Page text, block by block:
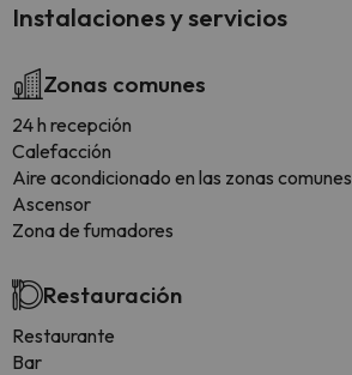
Instalaciones y servicios
Zonas comunes
24 h recepción
Calefacción
Aire acondicionado en las zonas comunes
Ascensor
Zona de fumadores
Restauración
Restaurante
Bar